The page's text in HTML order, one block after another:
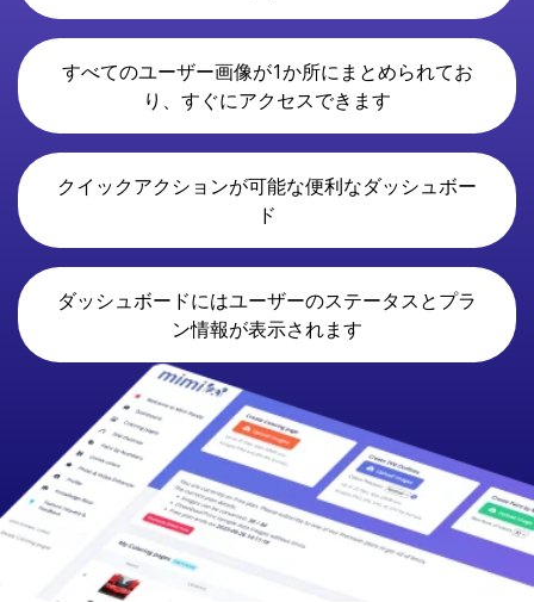
すべてのユーザー画像が1か所にまとめられてお
り、すぐにアクセスできます
クイックアクションが可能な便利なダッシュボー
ド
ダッシュボードにはユーザーのステータスとプラ
ン情報が表示されます